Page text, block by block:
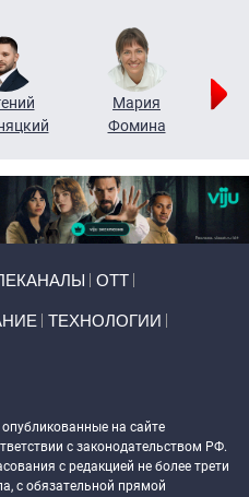
Мария
Фомина
ОТТ
ТЕХНОЛОГИИ
на сайте
с законодательством РФ.
с редакцией не более трети
с обязательной прямой